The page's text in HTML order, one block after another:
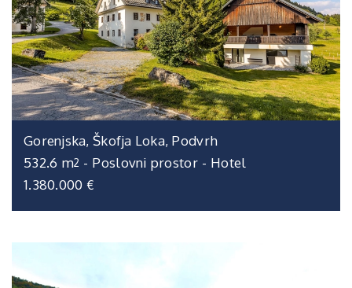
Gorenjska, Škofja Loka, Podvrh
532.6 m2 - Poslovni prostor - Hotel
1.380.000 €